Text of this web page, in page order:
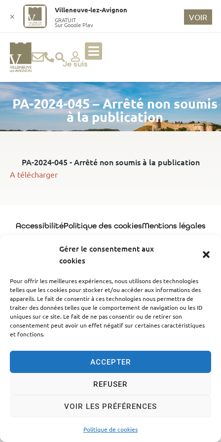
Gérer le consentement aux
cookies
Pour offrir les meilleures expériences, nous utilisons des technologies
telles que les cookies pour stocker et/ou accéder aux informations des
appareils. Le fait de consentir à ces technologies nous permettra de
traiter des données telles que le comportement de navigation ou les ID
uniques sur ce site. Le fait de ne pas consentir ou de retirer son
consentement peut avoir un effet négatif sur certaines caractéristiques
et fonctions.
ACCEPTER
REFUSER
VOIR LES PRÉFÉRENCES
Politique de cookies
ri
n
ci
Je suis
PA-2024-045 – Arrêté non soumis
à la publication
PA-2024-045 - Arrêté non soumis à la publication
A télécharger
AccessibilitéPolitique des cookiesMentions légales
© 2024 - Propulsé par Utopia
✕
Villeneuve-lez-Avignon
GRATUIT
Sur Google Play
VOIR